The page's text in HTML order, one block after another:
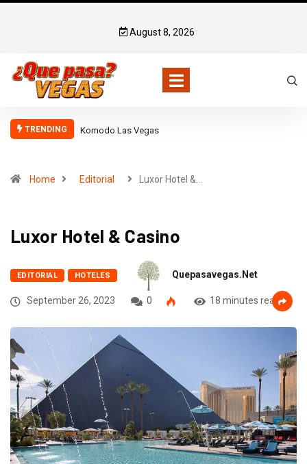
August 8, 2026
TRENDING Komodo Las Vegas
Home Editorial Luxor Hotel &…
Luxor Hotel & Casino
EDITORIAL HOTELES Quepasavegas.net
September 26, 2023 0 18 minutes read